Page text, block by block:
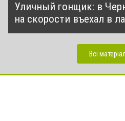
Уличный гонщик: в
на скорости въехал в
Всі